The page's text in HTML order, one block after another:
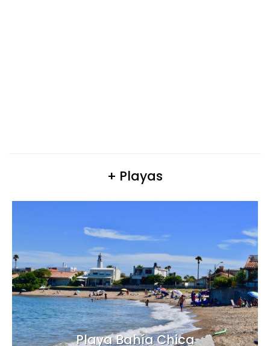
+ Playas
Playa Bahía Chica